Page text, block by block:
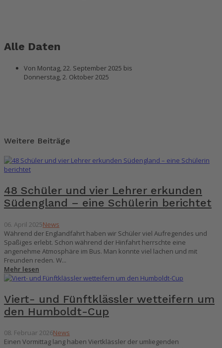
Alle Daten
Von Montag, 22. September 2025 bis
Donnerstag, 2. Oktober 2025
Weitere Beiträge
48 Schüler und vier Lehrer erkunden
Südengland – eine Schülerin berichtet
06. April 2025News
Während der Englandfahrt haben wir Schüler viel Aufregendes und
Spaßiges erlebt. Schon während der Hinfahrt herrschte eine
angenehme Atmosphäre im Bus. Man konnte viel lachen und mit
Freunden reden. W...
Mehr lesen
Viert- und Fünftklässler wetteifern um
den Humboldt-Cup
08. Februar 2026News
Einen Vormittag lang haben Viertklässler der umliegenden